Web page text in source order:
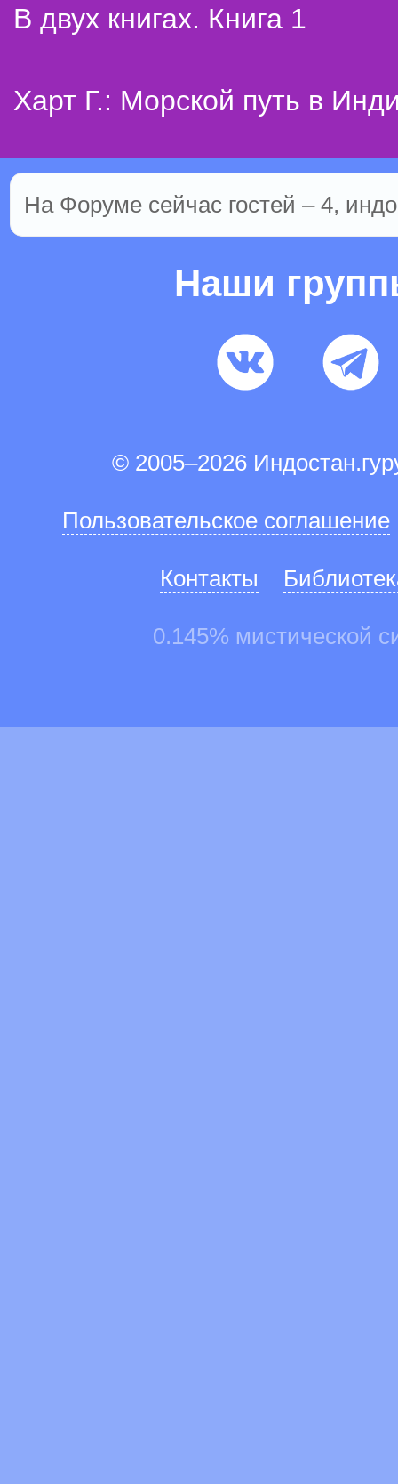
В двух книгах. Книга 1
Харт Г.: Морской путь в
На Форуме сейчас гостей – 4,
Наши
© 2005–2026
Пользовательское соглашение
Контакты
0.145% мистической